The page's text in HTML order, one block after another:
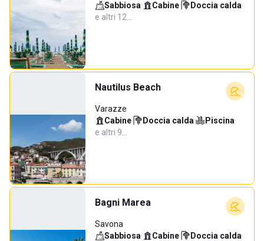
Sabbiosa· Cabine· Doccia calda·
e altri 12…
Nautilus Beach
Varazze
Cabine· Doccia calda· Piscina·
e altri 9…
Bagni Marea
Savona
Sabbiosa· Cabine· Doccia calda·